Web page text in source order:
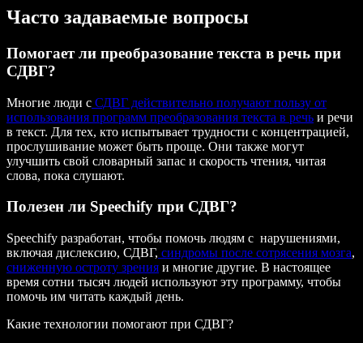
Часто задаваемые вопросы
Помогает ли преобразование текста в речь при
СДВГ?
Многие люди с СДВГ действительно получают пользу от
использования программ преобразования текста в речь и речи
в текст. Для тех, кто испытывает трудности с концентрацией,
прослушивание может быть проще. Они также могут
улучшить свой словарный запас и скорость чтения, читая
слова, пока слушают.
Полезен ли Speechify при СДВГ?
Speechify разработан, чтобы помочь людям с нарушениями,
включая дислексию, СДВГ, синдромы после сотрясения мозга,
сниженную остроту зрения и многие другие. В настоящее
время сотни тысяч людей используют эту программу, чтобы
помочь им читать каждый день.
Какие технологии помогают при СДВГ?